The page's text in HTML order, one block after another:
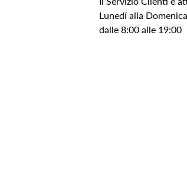
Lunedí alla
dalle 8:00 alle 19:00